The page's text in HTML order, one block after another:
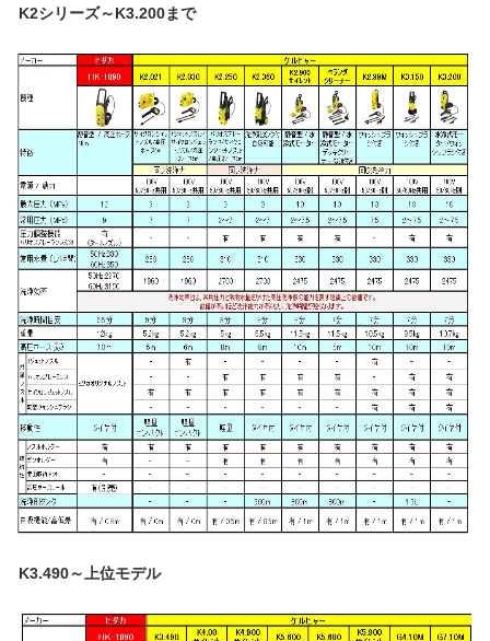
K2シリーズ～K3.200まで
K3.490～上位モデル